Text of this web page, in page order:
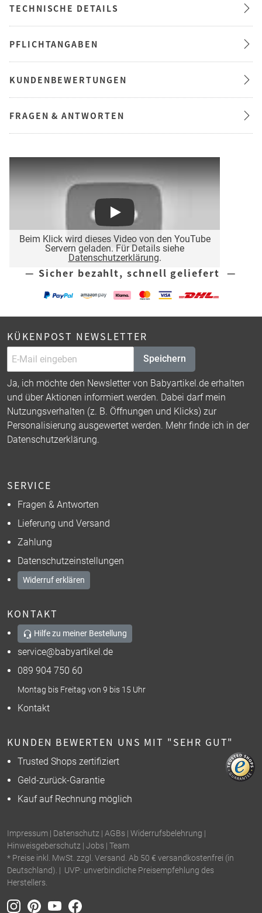
TECHNISCHE DETAILS
PFLICHTANGABEN
KUNDENBEWERTUNGEN
FRAGEN & ANTWORTEN
Beim Klick wird dieses Video von den YouTube
Servern geladen. Für Details siehe
Datenschutzerklärung.
Play
— Sicher bezahlt, schnell geliefert —
KÜKENPOST NEWSLETTER
Speichern
Ja, ich möchte den Newsletter von Babyartikel.de erhalten
und über Aktionen informiert werden. Dabei darf mein
Nutzungsverhalten (z. B. Öffnungen und Klicks) zur
Personalisierung ausgewertet werden. Mehr finde ich in der
Datenschutzerklärung.
SERVICE
Fragen & Antworten
Lieferung und Versand
Zahlung
Datenschutzeinstellungen
Widerruf erklären
KONTAKT
Hilfe zu meiner Bestellung
service@babyartikel.de
089 904 750 60
Montag bis Freitag von 9 bis 15 Uhr
Kontakt
KUNDEN BEWERTEN UNS MIT "SEHR GUT"
Trusted Shops zertifiziert
Geld-zurück-Garantie
Kauf auf Rechnung möglich
Impressum Datenschutz AGBs Widerrufsbelehrung
Hinweisgeberschutz Jobs Team
* Preise inkl. MwSt. zzgl. Versand. Ab 50 € versandkostenfrei (in
Deutschland). | UVP: unverbindliche Preisempfehlung des
Herstellers.